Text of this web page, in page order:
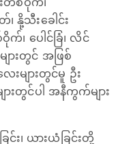
နို့သီးခေါင်း
က်၊ ပေါင်ခြံ၊ လိင်
ျားတွင် အဖြစ်
များတွင်မူ ဦး
ျားတွင်ပါ အနီကွက်များ
း၊ ယားယံခြင်းတို့